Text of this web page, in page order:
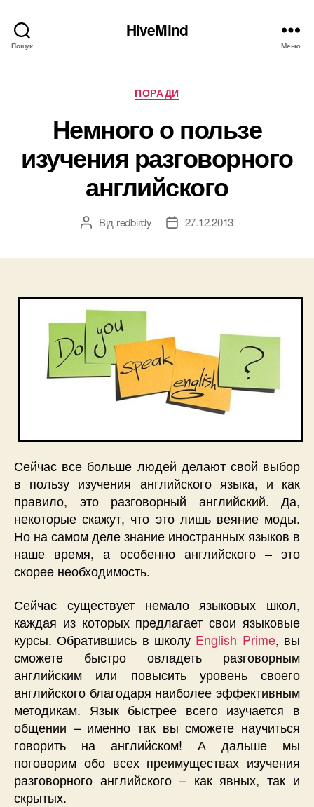
Пошук
HiveMind
Меню
Категорії
ПОРАДИ
Немного о пользе
изучения разговорного
английского
Автор
Від redbirdy
Дата27.12.2013
Сейчас все больше людей делают свой выбор
в пользу изучения английского языка, и как
правило, это разговорный английский. Да,
некоторые скажут, что это лишь веяние моды.
Но на самом деле знание иностранных языков в
наше время, а особенно английского – это
скорее необходимость.
Сейчас существует немало языковых школ,
каждая из которых предлагает свои языковые
курсы. Обратившись в школу English Prime, вы
сможете быстро овладеть разговорным
английским или повысить уровень своего
английского благодаря наиболее эффективным
методикам. Язык быстрее всего изучается в
общении – именно так вы сможете научиться
говорить на английском! А дальше мы
поговорим обо всех преимуществах изучения
разговорного английского – как явных, так и
скрытых.